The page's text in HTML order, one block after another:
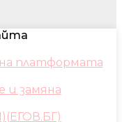
платформата
и замяна